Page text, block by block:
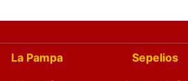
La Pampa Sepelios